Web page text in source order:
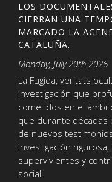
LOS
CIERRAN UNA
MARCADO LA
CATALUÑA.
Monday, July 20th 2026
La Fugida, veritats
investigación que
cometidos en el
que durante décadas
de nuevos
investigación
supervivientes y
social.